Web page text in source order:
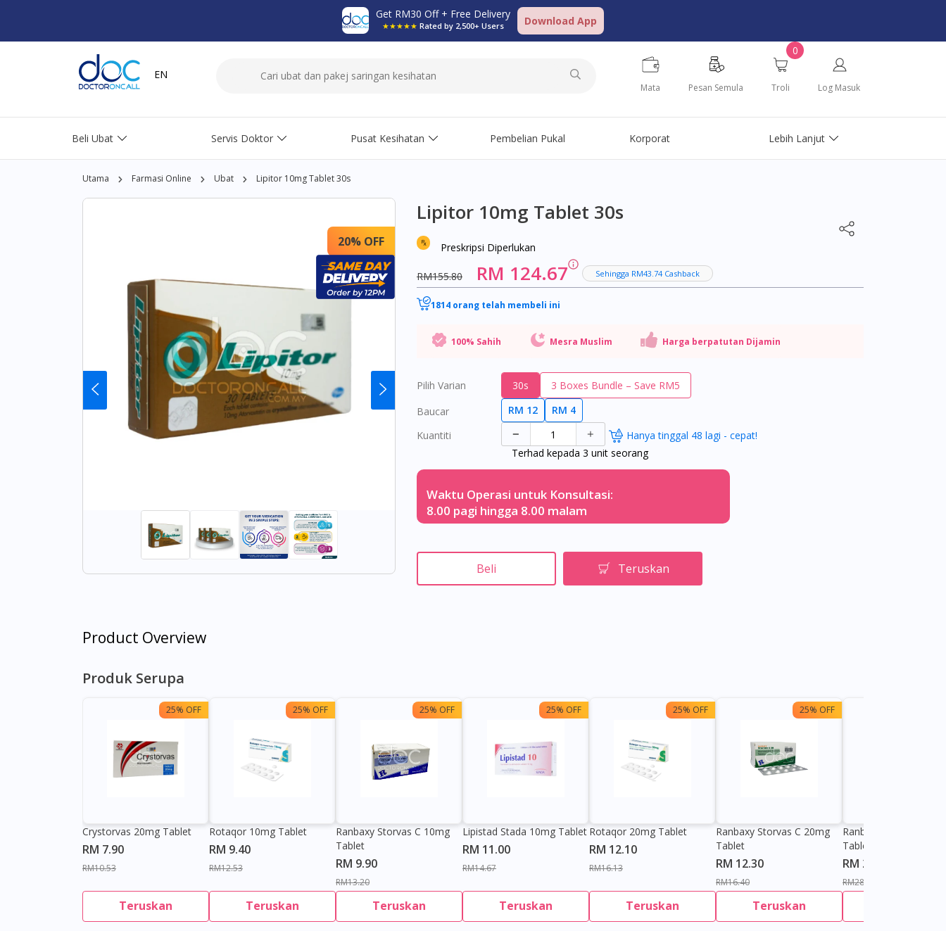
Get RM30 Off + Free Delivery
★★★★★ Rated by 2,500+ Users Download App
EN
Mata Pesan Semula
0
Troli Log Masuk
Beli Ubat Servis Doktor Pusat Kesihatan Pembelian Pukal Korporat Lebih Lanjut
Utama Farmasi Online Ubat Lipitor 10mg Tablet 30s
20% OFF
Lipitor 10mg Tablet 30s
Preskripsi Diperlukan
RM155.80 RM 124.67 Sehingga RM43.74 Cashback
1814 orang telah membeli ini
100% Sahih Mesra Muslim Harga berpatutan Dijamin
Pilih Varian 30s
3 Boxes Bundle – Save RM5
Baucar
RM 12
RM 4
Kuantiti
Hanya tinggal 48 lagi - cepat!
Terhad kepada 3 unit seorang
Waktu Operasi untuk Konsultasi:
8.00 pagi hingga 8.00 malam
Beli Teruskan
Product Overview
Produk Serupa
25% OFF
Crystorvas 20mg Tablet
RM 7.90
RM10.53
Teruskan
25% OFF
Rotaqor 10mg Tablet
RM 9.40
RM12.53
Teruskan
25% OFF
Ranbaxy Storvas C 10mg
Tablet
RM 9.90
RM13.20
Teruskan
25% OFF
Lipistad Stada 10mg Tablet
RM 11.00
RM14.67
Teruskan
25% OFF
Rotaqor 20mg Tablet
RM 12.10
RM16.13
Teruskan
25% OFF
Ranbaxy Storvas C 20mg
Tablet
RM 12.30
RM16.40
Teruskan
Ranbaxy Storvas C
Tablet
RM 21.50
RM28.67